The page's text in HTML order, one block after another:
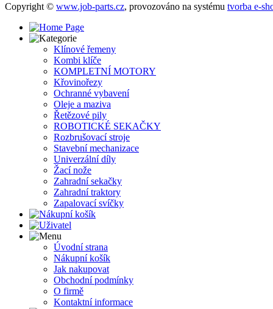
Copyright © www.job-parts.cz, provozováno na systému tvorba e-
Klínové řemeny
Kombi klíče
KOMPLETNÍ MOTORY
Křovinořezy
Ochranné vybavení
Oleje a maziva
Řetězové pily
ROBOTICKÉ SEKAČKY
Rozbrušovací stroje
Stavební mechanizace
Univerzální díly
Žací nože
Zahradní sekačky
Zahradní traktory
Zapalovací svíčky
Úvodní strana
Nákupní košík
Jak nakupovat
Obchodní podmínky
O firmě
Kontaktní informace